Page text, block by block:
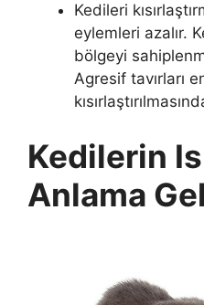
Kedileri
eylemleri azalır.
bölgeyi
Agresif tavırları
Kedilerin
Anlama